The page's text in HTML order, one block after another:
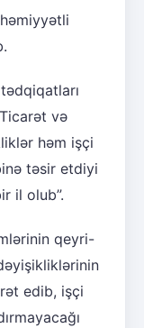
və
həm işçi
təsir etdiyi
il olub”.
qeyri-
edib, işçi